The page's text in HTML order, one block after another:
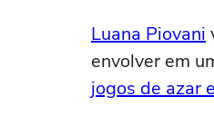
Luana Piovani
envolver em
jogos de azar